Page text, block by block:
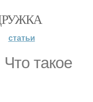
статьи
такое